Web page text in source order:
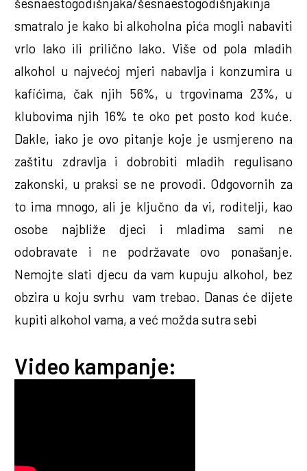
smatralo je kako bi alkoholna pića mogli nabaviti
vrlo lako ili prilično lako. Više od pola mladih
alkohol u najvećoj mjeri nabavlja i konzumira u
kafićima, čak njih 56%, u trgovinama 23%, u
klubovima njih 16% te oko pet posto kod kuće.
Dakle, iako je ovo pitanje koje je usmjereno na
zaštitu zdravlja i dobrobiti mladih regulisano
zakonski, u praksi se ne provodi. Odgovornih za
to ima mnogo, ali je ključno da vi, roditelji, kao
osobe najbliže djeci i mladima sami ne
odobravate i ne podržavate ovo ponašanje.
Nemojte slati djecu da vam kupuju alkohol, bez
obzira u koju svrhu vam trebao. Danas će dijete
kupiti alkohol vama, a već možda sutra sebi
Video kampanje: